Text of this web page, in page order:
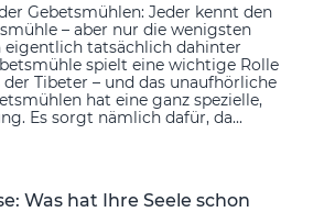
Gebetsmühlen: Jeder kennt den
– aber nur die wenigsten
eigentlich tatsächlich dahinter
spielt eine wichtige Rolle
Tibeter – und das unaufhörliche
hat eine ganz spezielle,
Es sorgt nämlich dafür, da...
Was hat Ihre Seele schon